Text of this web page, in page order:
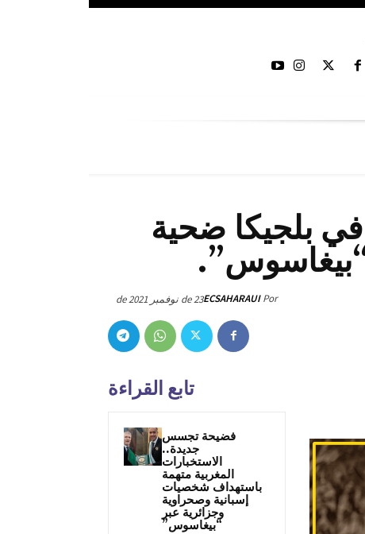
بلجيكا ضحية
Por
ECSAHARAUI23 de نوفمبر de 2021
تابع القراءة
فضيحة تجسس
جديدة..
الاستخبارات
المغربية متهمة
باستهداف شخصيات
إسبانية وصحراوية
وجزائرية عبر
“بيغاسوس”